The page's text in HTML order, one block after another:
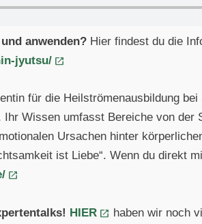
anwenden? Hier findest du die
jyutsu/
für die Heilströmenausbildung
Wissen umfasst Bereiche von der
Ursachen hinter
ist Liebe“. Wenn du direkt
HIER
haben wir noch